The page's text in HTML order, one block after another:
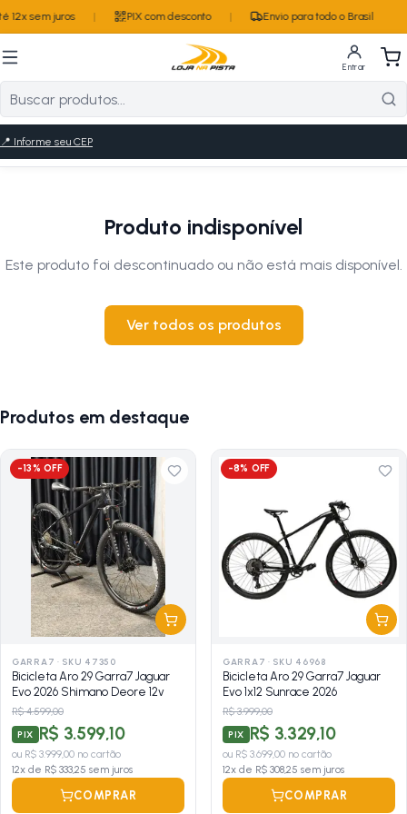
12x sem juros PIX com desconto Envio para todo o Brasil
Entrar
📍 Informe seu CEP
Produto indisponível
Este produto foi descontinuado ou não está mais disponível.
Ver todos os produtos
Produtos em destaque
-13% OFF
GARRA7 · SKU 47350
Bicicleta Aro 29 Garra7 Jaguar
Evo 2026 Shimano Deore 12v
R$ 4.599,00
PIX R$ 3.599,10
ou R$ 3.999,00 no cartão
12x de R$ 333,25 sem juros
COMPRAR
-8% OFF
GARRA7 · SKU 46968
Bicicleta Aro 29 Garra7 Jaguar
Evo 1x12 Sunrace 2026
R$ 3.999,00
PIX R$ 3.329,10
ou R$ 3.699,00 no cartão
12x de R$ 308,25 sem juros
COMPRAR